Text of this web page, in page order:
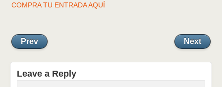
COMPRA TU ENTRADA AQUÍ
Prev Next
Leave a Reply